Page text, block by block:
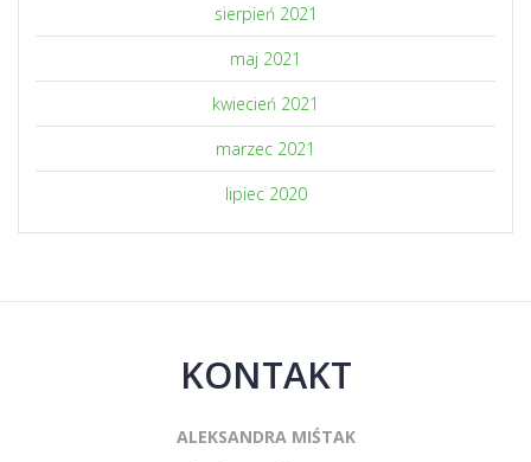
sierpień 2021
maj 2021
kwiecień 2021
marzec 2021
lipiec 2020
KONTAKT
ALEKSANDRA MIŚTAK